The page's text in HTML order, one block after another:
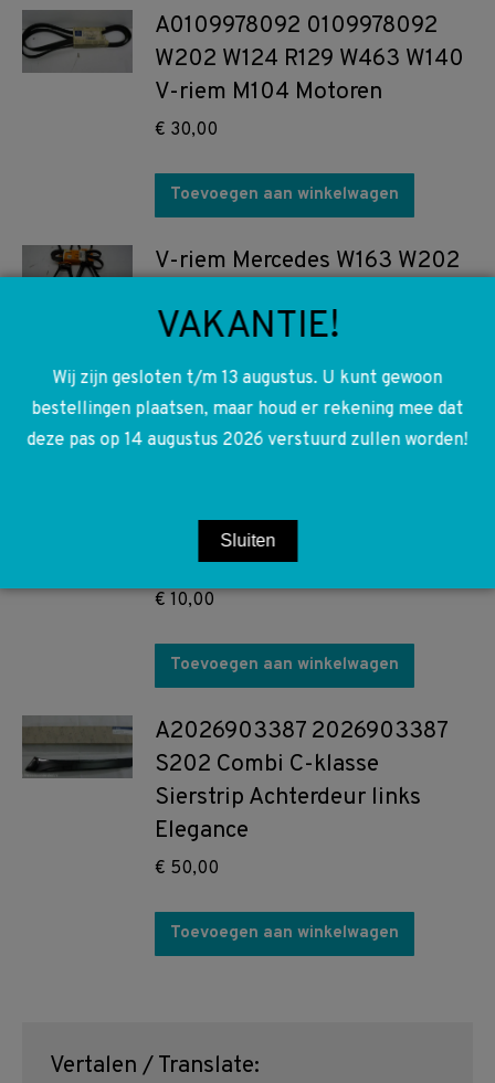
A0109978092 0109978092
W202 W124 R129 W463 W140
V-riem M104 Motoren
€ 30,00
Toevoegen aan winkelwagen
V-riem Mercedes W163 W202
0149970492 Contitech
€ 12,50
Toevoegen aan winkelwagen
W202 S202 Koelvloeistof
slang reservoir motor
€ 10,00
Toevoegen aan winkelwagen
A2026903387 2026903387
S202 Combi C-klasse
Sierstrip Achterdeur links
Elegance
€ 50,00
Toevoegen aan winkelwagen
Vertalen / Translate:
VAKANTIE!
Wij zijn gesloten t/m 13 augustus. U kunt gewoon
bestellingen plaatsen, maar houd er rekening mee dat
deze pas op 14 augustus 2026 verstuurd zullen worden!
Sluiten